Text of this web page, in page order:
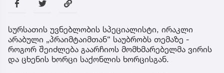
სურსათის უვნებლობის სპეციალისტი, ირაკლი
არაბული „პრაიმტაიმთან“ საუბრობს თემაზე -
როგორ შეიძლება გაარჩიოს მომხმარებელმა ვირის
და ცხენის ხორცი საქონლის ხორცისგან.